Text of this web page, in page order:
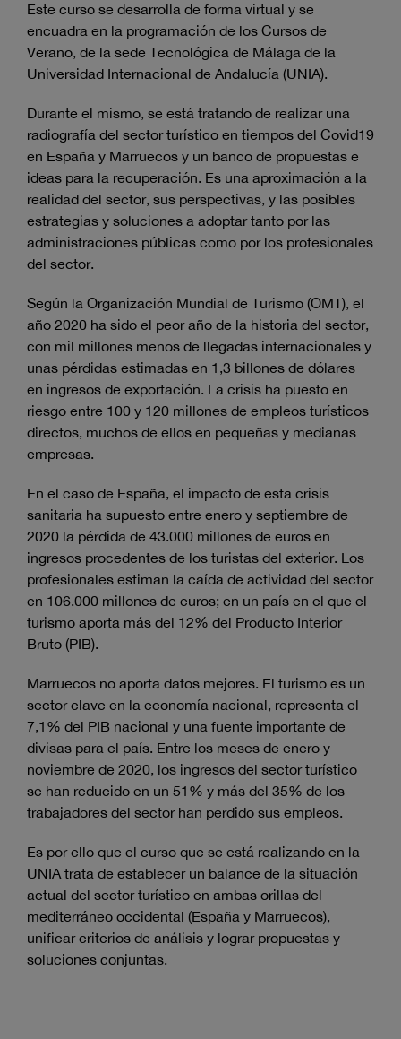
Este curso se desarrolla de forma virtual y se
encuadra en la programación de los Cursos de
Verano, de la sede Tecnológica de Málaga de la
Universidad Internacional de Andalucía (UNIA).
Durante el mismo, se está tratando de realizar una
radiografía del sector turístico en tiempos del Covid19
en España y Marruecos y un banco de propuestas e
ideas para la recuperación. Es una aproximación a la
realidad del sector, sus perspectivas, y las posibles
estrategias y soluciones a adoptar tanto por las
administraciones públicas como por los profesionales
del sector.
Según la Organización Mundial de Turismo (OMT), el
año 2020 ha sido el peor año de la historia del sector,
con mil millones menos de llegadas internacionales y
unas pérdidas estimadas en 1,3 billones de dólares
en ingresos de exportación. La crisis ha puesto en
riesgo entre 100 y 120 millones de empleos turísticos
directos, muchos de ellos en pequeñas y medianas
empresas.
En el caso de España, el impacto de esta crisis
sanitaria ha supuesto entre enero y septiembre de
2020 la pérdida de 43.000 millones de euros en
ingresos procedentes de los turistas del exterior. Los
profesionales estiman la caída de actividad del sector
en 106.000 millones de euros; en un país en el que el
turismo aporta más del 12% del Producto Interior
Bruto (PIB).
Marruecos no aporta datos mejores. El turismo es un
sector clave en la economía nacional, representa el
7,1% del PIB nacional y una fuente importante de
divisas para el país. Entre los meses de enero y
noviembre de 2020, los ingresos del sector turístico
se han reducido en un 51% y más del 35% de los
trabajadores del sector han perdido sus empleos.
Es por ello que el curso que se está realizando en la
UNIA trata de establecer un balance de la situación
actual del sector turístico en ambas orillas del
mediterráneo occidental (España y Marruecos),
unificar criterios de análisis y lograr propuestas y
soluciones conjuntas.